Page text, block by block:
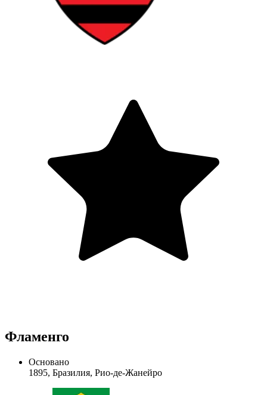
Фламенго
Основано
1895, Бразилия, Рио-де-Жанейро